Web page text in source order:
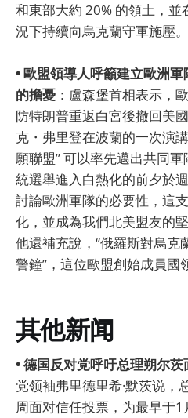
和東部大約 20% 的領土，
況下持續向烏克蘭守軍施壓。
• 歐盟領導人呼籲建立歐洲
的擔憂 ：盧森堡首相表示，
防特朗普重返白宮後撤回美
克・弗里登在波蘭的一次演
願聯盟” 可以率先邁出共同
統選舉進入白熱化的前夕於
討論歐洲軍隊的必要性，這
化，並成為我們北美盟友的
他還補充說，“俄羅斯對烏克
警鐘”，這位歐盟創始成員國
其他新闻
• 德国反对党呼吁总理朔尔
党领袖弗里德里希·默茨说，
周面对信任投票，为最早于